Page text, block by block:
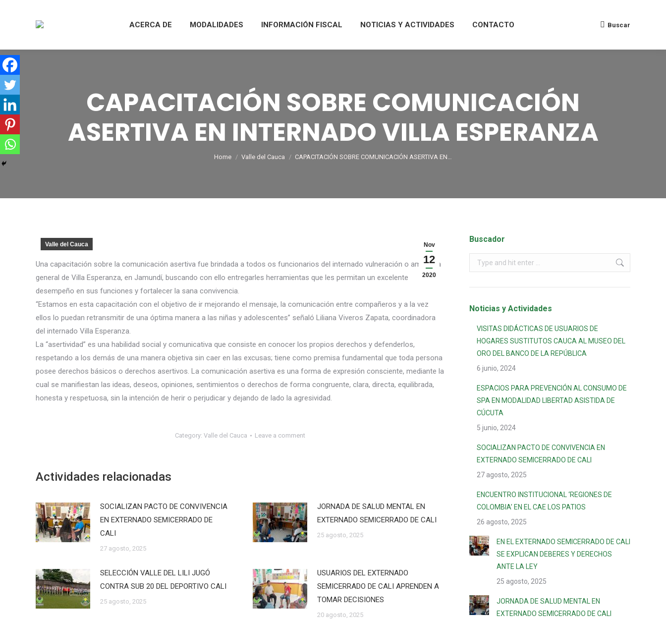
ACERCA DE MODALIDADES INFORMACIÓN FISCAL NOTICIAS Y ACTIVIDADES CONTACTO Buscar
CAPACITACIÓN SOBRE COMUNICACIÓN
ASERTIVA EN INTERNADO VILLA ESPERANZA
You are here:
Home Valle del Cauca CAPACITACIÓN SOBRE COMUNICACIÓN ASERTIVA EN…
Nov
12
2020
Valle del Cauca
Una capacitación sobre la comunicación asertiva fue brindada a todos os funcionarios del internado vulneración o amenaza
general de Villa Esperanza, en Jamundí, buscando con ello entregarles herramientas que les permitan un excelente
desempeño en sus funciones y fortalecer la sana convivencia.
“Estamos en esta capacitación con el objetivo de ir mejorando el mensaje, la comunicación entre compañeros y a la vez
ellos lo puedan retransmitir de una óptima manera a las niñas y adolescentes” señaló Liliana Viveros Zapata, coordinadora
del internado Villa Esperanza.
La “asertividad” es una habilidad social y comunicativa que consiste en conocer los propios derechos y defenderlos,
respetando a los demás de una manera objetiva sin caer en las excusas; tiene como premisa fundamental que toda persona
posee derechos básicos o derechos asertivos. La comunicación asertiva es una forma de expresión consciente, mediante la
cual se manifiestan las ideas, deseos, opiniones, sentimientos o derechos de forma congruente, clara, directa, equilibrada,
honesta y respetuosa, sin la intención de herir o perjudicar y dejando de lado la agresividad.
Category: Valle del Cauca Leave a comment
Actividades relacionadas
SOCIALIZAN PACTO DE CONVIVENCIA
EN EXTERNADO SEMICERRADO DE
CALI
27 agosto, 2025
JORNADA DE SALUD MENTAL EN
EXTERNADO SEMICERRADO DE CALI
25 agosto, 2025
SELECCIÓN VALLE DEL LILI JUGÓ
CONTRA SUB 20 DEL DEPORTIVO CALI
25 agosto, 2025
USUARIOS DEL EXTERNADO
SEMICERRADO DE CALI APRENDEN A
TOMAR DECISIONES
20 agosto, 2025
Buscador
Noticias y Actividades
VISITAS DIDÁCTICAS DE USUARIOS DE
HOGARES SUSTITUTOS CAUCA AL MUSEO DEL
ORO DEL BANCO DE LA REPÚBLICA
6 junio, 2024
ESPACIOS PARA PREVENCIÓN AL CONSUMO DE
SPA EN MODALIDAD LIBERTAD ASISTIDA DE
CÚCUTA
5 junio, 2024
SOCIALIZAN PACTO DE CONVIVENCIA EN
EXTERNADO SEMICERRADO DE CALI
27 agosto, 2025
ENCUENTRO INSTITUCIONAL ‘REGIONES DE
COLOMBIA’ EN EL CAE LOS PATIOS
26 agosto, 2025
EN EL EXTERNADO SEMICERRADO DE CALI
SE EXPLICAN DEBERES Y DERECHOS
ANTE LA LEY
25 agosto, 2025
JORNADA DE SALUD MENTAL EN
EXTERNADO SEMICERRADO DE CALI